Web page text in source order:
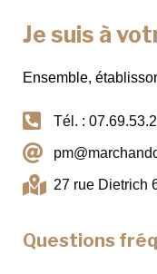
Je suis à
Ensemble,
Tél. :
27 rue Dietrich
Questions